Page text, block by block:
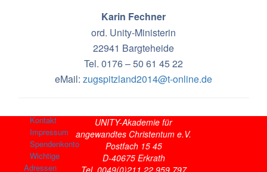
UNITY-Akademie für
angewandtes Christentum e.V.
Postfach 15 45
D-40675 Erkrath
Tel. 0049(0)211 22 959 797
Kontakt
Impressum
Spendenkonto
Wichtige
Adressen
Karin Fechner
ord. Unity-Ministerin
22941 Bargteheide
Tel. 0176 – 50 61 45 22
eMail: zugspitzland2014@t-online.de